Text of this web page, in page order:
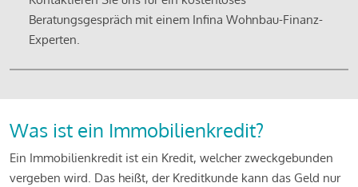
Beratungsgespräch mit einem Infina Wohnbau-Finanz-
Experten.
Was ist ein Immobilienkredit?
Ein Immobilienkredit ist ein Kredit, welcher zweckgebunden
vergeben wird. Das heißt, der Kreditkunde kann das Geld nur